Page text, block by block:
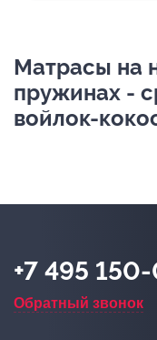
Матрасы на
пружинах -
войлок-
+7 495
Обратный звонок